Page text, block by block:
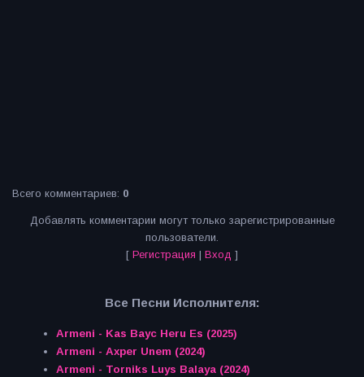
Всего комментариев: 0
Добавлять комментарии могут только зарегистрированные
пользователи.
[ Регистрация | Вход ]
Все Песни Исполнителя:
Armeni - Kas Bayc Heru Es (2025)
Armeni - Axper Unem (2024)
Armeni - Torniks Luys Balaya (2024)